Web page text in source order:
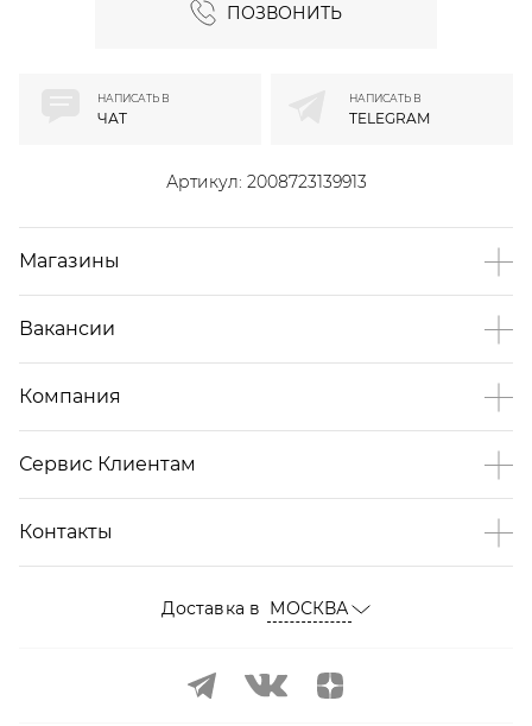
ПОЗВОНИТЬ
Артикул: 2008723139913
НАПИСАТЬ В
ЧАТ
НАПИСАТЬ В
TELEGRAM
Магазины
Вакансии
Компания
Сервис Клиентам
Контакты
Доставка в МОСКВА